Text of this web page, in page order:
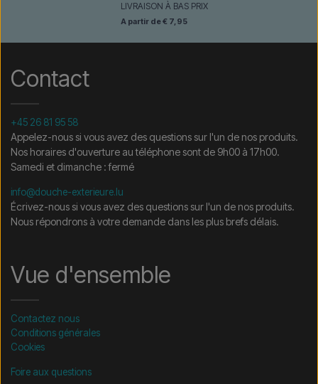
LIVRAISON À BAS PRIX
A partir de € 7,95
Contact
+45 26 81 95 58
Appelez-nous si vous avez des questions sur l'un de nos produits.
Nos horaires d'ouverture au téléphone sont de 9h00 à 17h00.
Samedi et dimanche : fermé
info@douche-exterieure.lu
Écrivez-nous si vous avez des questions sur l'un de nos produits.
Nous répondrons à votre demande dans les plus brefs délais.
Vue d'ensemble
Contactez nous
Conditions générales
Cookies
Foire aux questions